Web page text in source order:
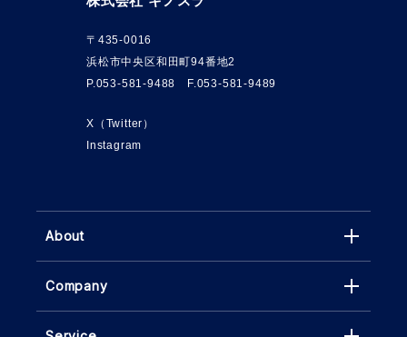
〒435-0016
浜松市中央区和田町94番地2
P.053-581-9488 F.053-581-9489
X（Twitter）
Instagram
About
Company